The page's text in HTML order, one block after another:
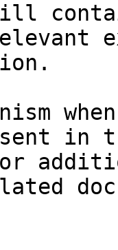
in